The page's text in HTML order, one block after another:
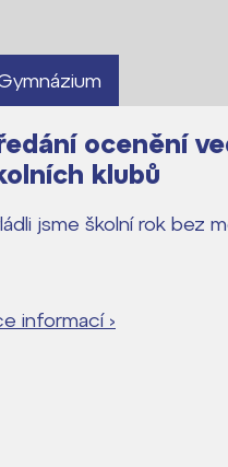
ocenění
klubů
jsme školní rok bez
informací ›